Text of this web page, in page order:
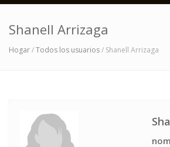
Shanell Arrizaga
Hogar/Todos los usuarios/ Shanell Arrizaga